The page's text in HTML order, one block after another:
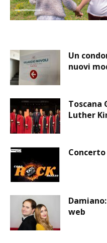
Un
nuovi
Toscana
Luther
web